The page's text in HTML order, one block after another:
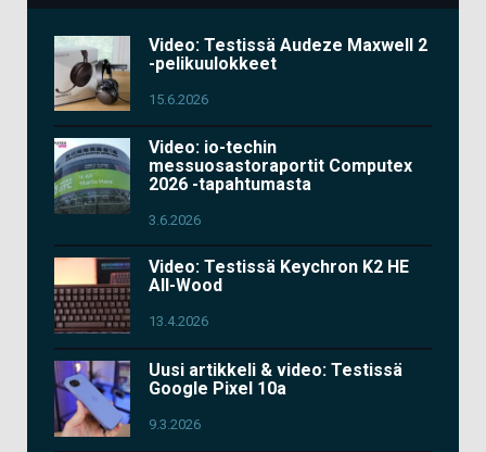
Video: Testissä Audeze Maxwell 2
-pelikuulokkeet
15.6.2026
Video: io-techin
messuosastoraportit Computex
2026 -tapahtumasta
3.6.2026
Video: Testissä Keychron K2 HE
All-Wood
13.4.2026
Uusi artikkeli & video: Testissä
Google Pixel 10a
9.3.2026